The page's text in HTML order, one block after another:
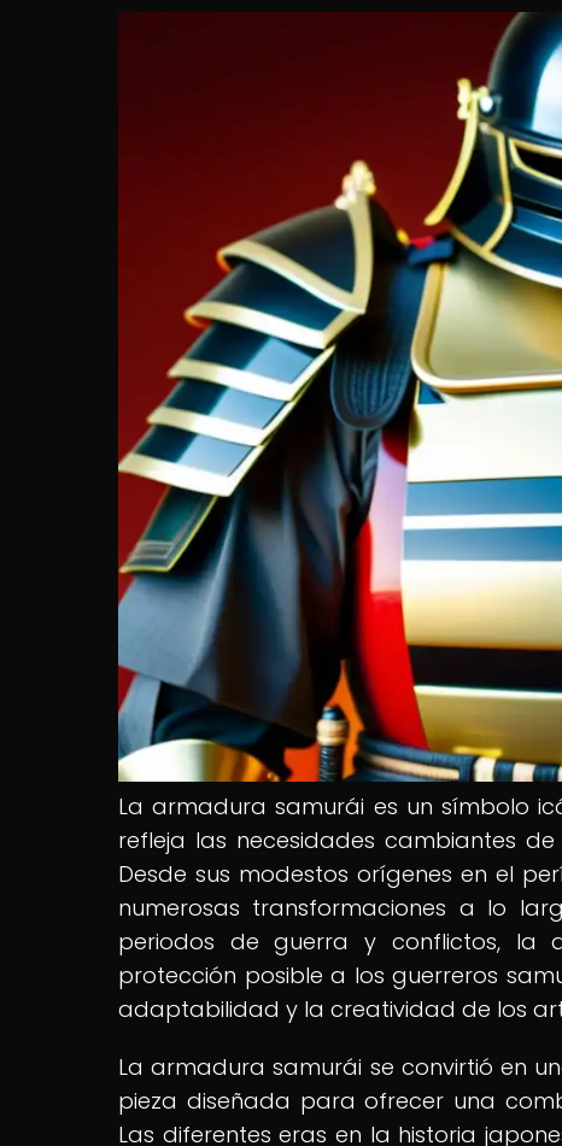
La armadura samurái es un símbolo
refleja las necesidades cambiantes
Desde sus modestos orígenes en el
numerosas transformaciones a lo
periodos de guerra y conflictos,
protección posible a los guerreros
adaptabilidad y la creatividad de los
La armadura samurái se convirtió en
pieza diseñada para ofrecer una
Las diferentes eras en la historia